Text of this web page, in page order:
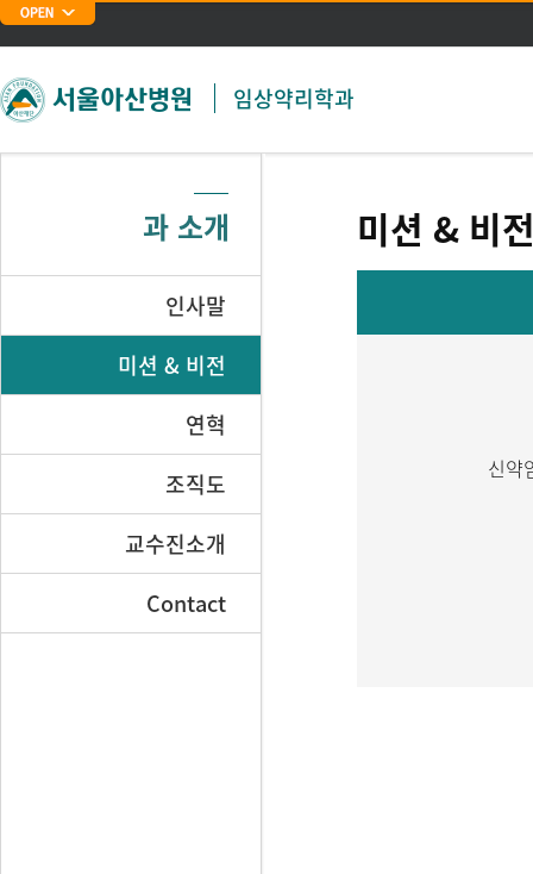
주메뉴 바로가기
본문 바로가기
임상약리학과
과 소개
인사말
미션 & 비전
연혁
조직도
교수진소개
Contact
미션 & 비
신약